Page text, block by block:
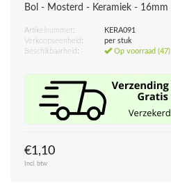
Bol - Mosterd - Keramiek - 16mm
Artikelnummer:
KERA091
Verkoopseenheid:
per stuk
Beschikbaarheid:
Op voorraad (47)
€1,10
Incl. btw